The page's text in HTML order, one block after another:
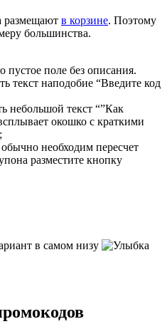
размещают в корзине. Поэтому
большинства.
пустое поле без описания.
текст наподобие “Введите код
небольшой текст “”Как
окошко с краткими
необходим пересчет
разместите кнопку
в самом низу